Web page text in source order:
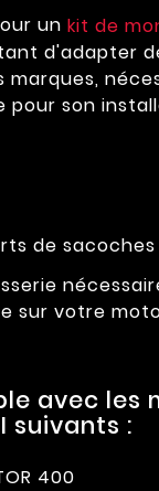
un kit de
d'adapter
marques,
pour son
de sacoches
sur votre
avec les
suivants :
400